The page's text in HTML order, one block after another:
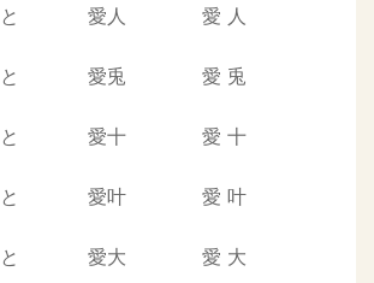
愛人 愛 人
愛兎 愛 兎
愛十 愛 十
愛叶 愛 叶
愛大 愛 大